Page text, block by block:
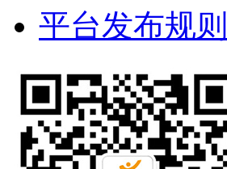
平台发布规则